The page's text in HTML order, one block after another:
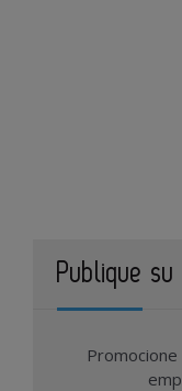
Publique su